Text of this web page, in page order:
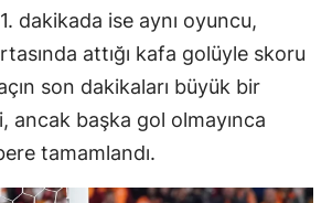
dakikada ise aynı oyuncu,
attığı kafa golüyle skoru
son dakikaları büyük bir
ancak başka gol olmayınca
tamamlandı.